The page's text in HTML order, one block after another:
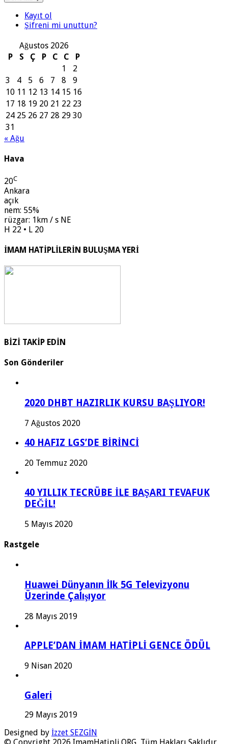
Kayıt ol
Şifreni mi unuttun?
Ağustos 2026
P
S Ç P C C
P
1
2
3
4 5 6 7 8
9
10 11 12 13 14 15 16
17 18 19 20 21 22 23
24 25 26 27 28 29 30
31
« Ağu
Hava
20C
Ankara
açık
nem: 55%
rüzgar: 1km / s NE
H 22 • L 20
İMAM HATİPLİLERİN BULUŞMA YERİ
BİZİ TAKİP EDİN
Son Gönderiler
2020 DHBT HAZIRLIK KURSU BAŞLIYOR!
7 Ağustos 2020
40 HAFIZ LGS’DE BİRİNCİ
20 Temmuz 2020
40 YILLIK TECRÜBE İLE BAŞARI TEVAFUK
DEĞİL!
5 Mayıs 2020
Rastgele
Huawei Dünyanın İlk 5G Televizyonu
Üzerinde Çalışıyor
28 Mayıs 2019
APPLE’DAN İMAM HATİPLİ GENCE ÖDÜL
9 Nisan 2020
Galeri
29 Mayıs 2019
Designed by İzzet SEZGİN